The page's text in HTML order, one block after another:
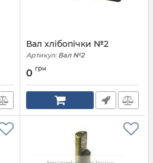
Вал хлібопічки №2
Артикул: Вал №2
0 грн